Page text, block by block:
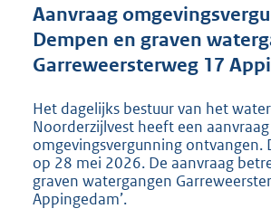
r
o
o
t
e
:
2
9
8
Aanvraag
Dempen en graven
Garreweersterweg 17
Het dagelijks bestuur van het
Noorderzijlvest heeft een aanvraag
omgevingsvergunning ontvangen.
op 28 mei 2026. De aanvraag
graven watergangen
Appingedam’.